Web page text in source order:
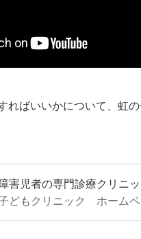
ればいいかについて、虹
害児者の専門診療クリニッ
どもクリニック ホームペ